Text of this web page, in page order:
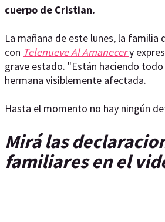
cuerpo de Cristian.
La mañana de este lunes, la familia
con Telenueve Al Amanecery
grave estado. "Están haciendo
hermana visiblemente afectada.
Hasta el momento no hay ningún
Mirá las
familiares en el